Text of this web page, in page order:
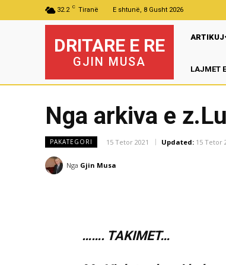
32.2 C Tiranë E shtunë, 8 Gusht 2026
DRITARE E RE
GJIN MUSA
ARTIKUJ
LAJMET
Nga arkiva e
PAKATEGORI 15 Tetor 2021 Updated: 15 Tetor
Nga Gjin Musa
……. TAKIMET…